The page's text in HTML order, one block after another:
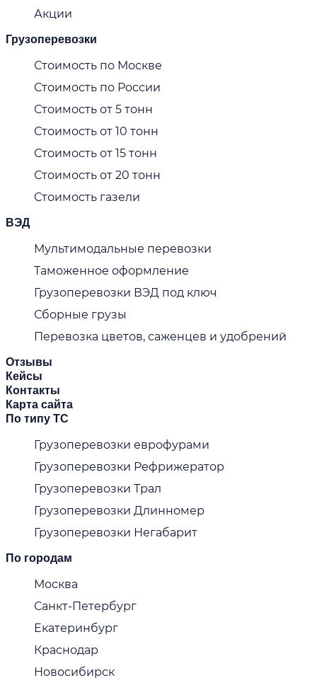
Акции
Грузоперевозки
Стоимость по Москве
Стоимость по России
Стоимость от 5 тонн
Стоимость от 10 тонн
Стоимость от 15 тонн
Стоимость от 20 тонн
Стоимость газели
ВЭД
Мультимодальные перевозки
Таможенное оформление
Грузоперевозки ВЭД под ключ
Сборные грузы
Перевозка цветов, саженцев и удобрений
Отзывы
Кейсы
Контакты
Карта сайта
По типу ТС
Грузоперевозки еврофурами
Грузоперевозки Рефрижератор
Грузоперевозки Трал
Грузоперевозки Длинномер
Грузоперевозки Негабарит
По городам
Москва
Санкт-Петербург
Екатеринбург
Краснодар
Новосибирск